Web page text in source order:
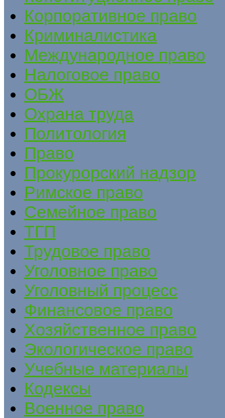
Корпоративное право
Криминалистика
Международное право
Налоговое право
ОБЖ
Охрана труда
Политология
Право
Прокурорский надзор
Римское право
Семейное право
ТГП
Трудовое право
Уголовное право
Уголовный процесс
Финансовое право
Хозяйственное право
Экологическое право
Учебные материалы
Кодексы
Военное право